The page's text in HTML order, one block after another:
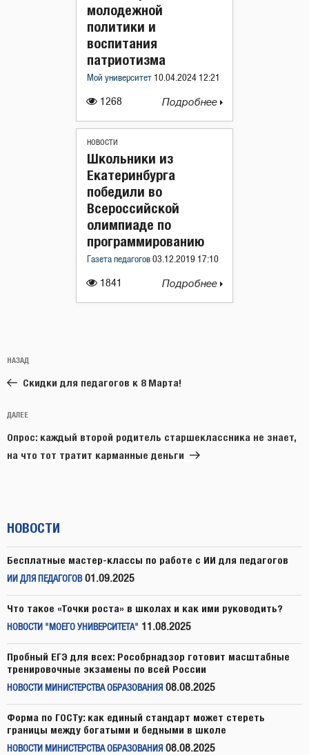
1268
молодежной
политики и
воспитания
патриотизма
Мой университет 10.04.2024 12:21
Подробнее
НОВОСТИ
1841
Школьники из
Екатеринбурга
победили во
Всероссийской
олимпиаде по
программированию
Газета педагогов 03.12.2019 17:10
Подробнее
по
записям
Предыдущая
запись:
НАЗАД
Скидки для педагогов к 8 Марта!
Следующая
запись
ДАЛЕЕ
Опрос: каждый второй родитель старшеклассника не знает,
на что тот тратит карманные деньги
НОВОСТИ
Бесплатные мастер-классы по работе с ИИ для педагогов
ИИ ДЛЯ ПЕДАГОГОВ 01.09.2025
Что такое «Точки роста» в школах и как ими руководить?
НОВОСТИ "МОЕГО УНИВЕРСИТЕТА" 11.08.2025
Пробный ЕГЭ для всех: Рособрнадзор готовит масштабные
тренировочные экзамены по всей России
НОВОСТИ МИНИСТЕРСТВА ОБРАЗОВАНИЯ 08.08.2025
Форма по ГОСТу: как единый стандарт может стереть
границы между богатыми и бедными в школе
НОВОСТИ МИНИСТЕРСТВА ОБРАЗОВАНИЯ 08.08.2025